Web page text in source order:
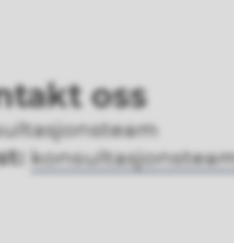
oss